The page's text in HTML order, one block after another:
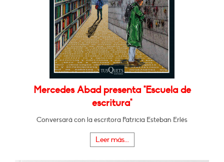
Mercedes Abad presenta "Escuela de
escritura"
Conversará con la escritora Patricia Esteban Erlés
Leer más...